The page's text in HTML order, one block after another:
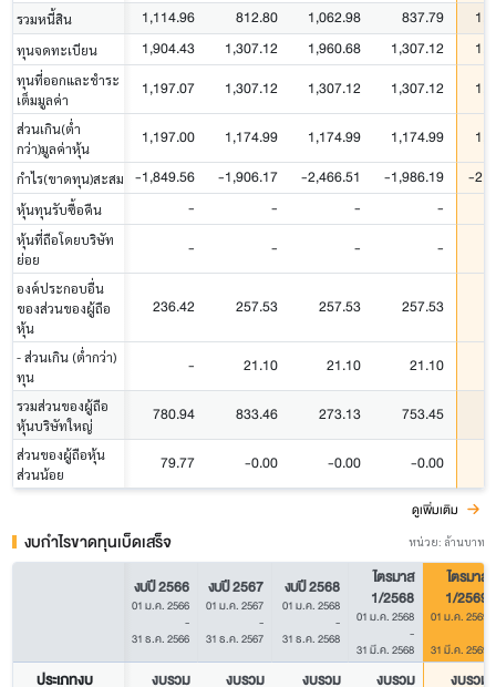
รวมหนี้สิน 1,114.96 812.80 1,062.98 837.79
ทุนจดทะเบียน 1,904.43 1,307.12 1,960.68 1,307.12
ทุนที่ออกและชำระ
เต็มมูลค่า
1,197.07 1,307.12 1,307.12 1,307.12
ส่วนเกิน(ต่ำ
กว่า)มูลค่าหุ้น
1,197.00 1,174.99 1,174.99 1,174.99
กำไร(ขาดทุน)สะสม -1,849.56 -1,906.17 -2,466.51 -1,986.19 -
หุ้นทุนรับซื้อคืน - - - -
หุ้นที่ถือโดยบริษัท
ย่อย
- - - -
องค์ประกอบอื่น
ของส่วนของผู้ถือ
หุ้น
236.42 257.53 257.53 257.53
- ส่วนเกิน (ต่ำกว่า)
ทุน
- 21.10 21.10 21.10
รวมส่วนของผู้ถือ
หุ้นบริษัทใหญ่
780.94 833.46 273.13 753.45
ส่วนของผู้ถือหุ้น
ส่วนน้อย
79.77 -0.00 -0.00 -0.00
ดูเพิ่มเติม
งบกำไรขาดทุนเบ็ดเสร็จ หน่วย: ล้านบาท
งบปี 2566
01 ม.ค. 2566
-
31 ธ.ค. 2566
งบปี 2567
01 ม.ค. 2567
-
31 ธ.ค. 2567
งบปี 2568
01 ม.ค. 2568
-
31 ธ.ค. 2568
ไตรมาส
1/2568
01 ม.ค. 2568
-
31 มี.ค. 2568
ไตรมาส
1/2569
01 ม.ค. 2569
31 มี.ค. 2569
ประเภทงบ งบรวม งบรวม งบรวม งบรวม งบรวม